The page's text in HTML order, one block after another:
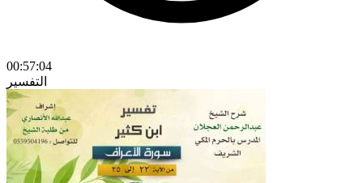
00:57:04
التفسير